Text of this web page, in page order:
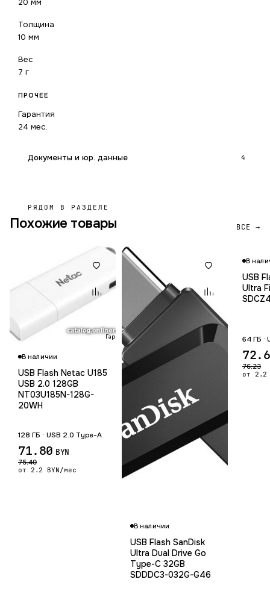
20 мм
Толщина
10 мм
Вес
7 г
ПРОЧЕЕ
Гарантия
24 мес.
Документы и юр. данные 4
РЯДОМ В РАЗДЕЛЕ
Похожие товары ВСЕ →
Гарантия 12 мес.
В наличии
USB Flash Netac U185
USB 2.0 128GB
NT03U185N-128G-
20WH
128 ГБ · USB 2.0 Type-A
71.80 BYN
75.40
от 2.2 BYN/мес
В наличии
USB Flash SanDisk
Ultra Dual Drive Go
Type-C 32GB
SDDDC3-032G-G46
В
USB
Ultra
64 ГБ ·
76.23
от 2.2